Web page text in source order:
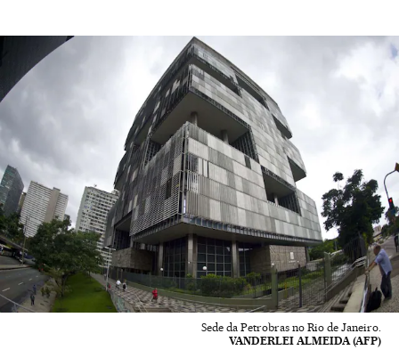
Sede da Petrobras no Rio de Janeiro.
VANDERLEI ALMEIDA (AFP)